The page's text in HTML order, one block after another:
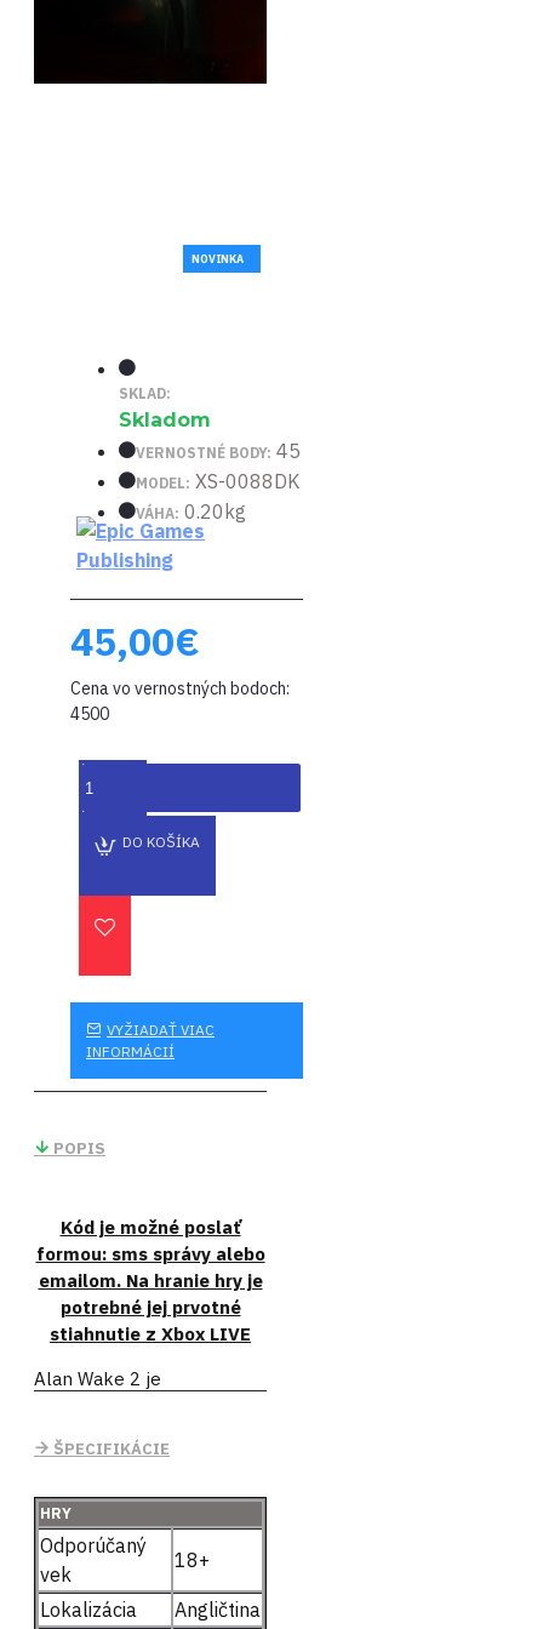
NOVINKA
SKLAD:
Skladom
VERNOSTNÉ BODY: 45
MODEL: XS-0088DK
VÁHA: 0.20kg
45,00€
Cena vo vernostných bodoch:
4500
DO KOŠÍKA
VYŽIADAŤ VIAC
INFORMÁCIÍ
POPIS
Kód je možné poslať
formou: sms správy alebo
emailom. Na hranie hry je
potrebné jej prvotné
stiahnutie z Xbox LIVE
Alan Wake 2 je
ohrozuje Bright Falls,
malomestskú komunitu
obklopenú divočinou
severozápadného Pacifiku.
Saga Anderson, dokonalá
ŠPECIFIKÁCIE
HRY
Odporúčaný
vek
18+
Lokalizácia
Angličtina